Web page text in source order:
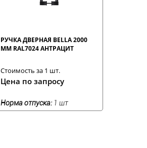
РУЧКА ДВЕРНАЯ BELLA 2000
ММ RAL7024 АНТРАЦИТ
Стоимость за 1 шт.
Цена по запросу
Норма отпуска: 1 шт